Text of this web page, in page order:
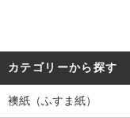
カテゴリーから探す
襖紙（ふすま紙）